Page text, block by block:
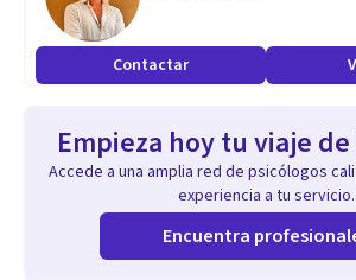
Contactar
Empieza hoy tu viaje
Accede a una amplia red de psicólogos
experiencia a tu servicio.
Encuentra